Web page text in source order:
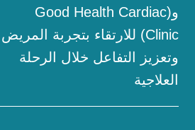
و(Good Health Cardiac
Clinic) للارتقاء بتجربة المريض
وتعزيز التفاعل خلال الرحلة
العلاجية